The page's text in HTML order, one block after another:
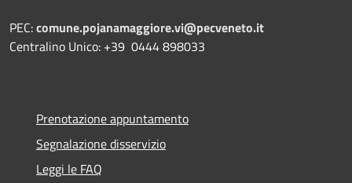
PEC:comune.pojanamaggiore.vi@pecveneto.it
Centralino Unico: +39 0444 898033
Prenotazione appuntamento
Segnalazione disservizio
Leggi le FAQ